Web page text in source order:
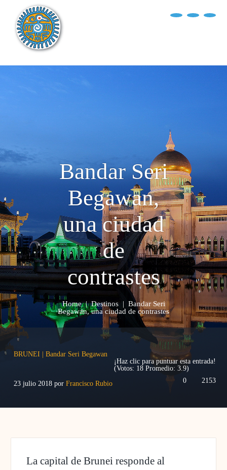
replica rolex air king watches
ENTREVISTAS
¿QUIÉN SOY?
Bandar Seri
Begawan,
una ciudad
de
contrastes
Home |Destinos | Bandar Seri
Begawan, una ciudad de contrastes
BRUNEI |Bandar Seri Begawan
¡Haz clic para puntuar esta entrada!
(Votos: 18Promedio: 3.9)
23 julio 2018 porFrancisco Rubio 2153
0
La capital de Brunei responde al